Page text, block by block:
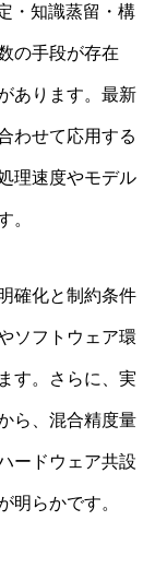
・知識蒸留・構
の手段が存在
あります。最新
わせて応用する
理速度やモデル
。
確化と制約条件
ソフトウェア環
す。さらに、実
ら、混合精度量
ードウェア共設
明らかです。